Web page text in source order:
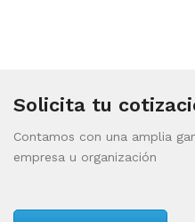
Solicita tu
Contamos con una amplia
empresa u organización